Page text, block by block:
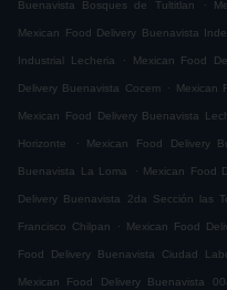
Buenavista Bosques de Tultitlan
Mexican Food Delivery Buenavista
Industrial Lecheria . Mexican Food
Delivery Buenavista Cocem . Mexican
Mexican Food Delivery Buenavista
Horizonte . Mexican Food Delivery
Buenavista La Loma . Mexican Food
Delivery Buenavista 2da Sección las
Francisco Chilpan . Mexican Food
Food Delivery Buenavista Ciudad
Mexican Food Delivery Buenavista